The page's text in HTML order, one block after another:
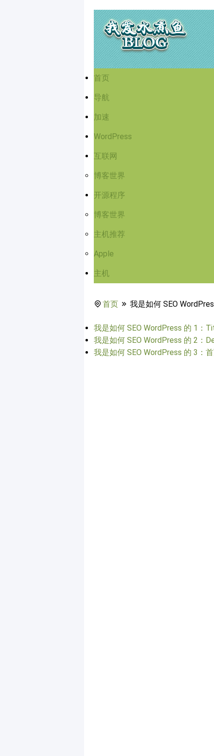
首页
导航
加速
WordPress
互联网
博客世界
开源程序
博客世界
主机推荐
Apple
主机
首页 我是如何 SEO
我是如何 SEO WordPress 的 1：
我是如何 SEO WordPress 的 2：
我是如何 SEO WordPress 的 3：